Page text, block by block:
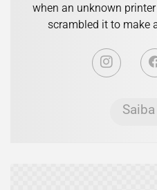
when an unknown
scrambled it to make